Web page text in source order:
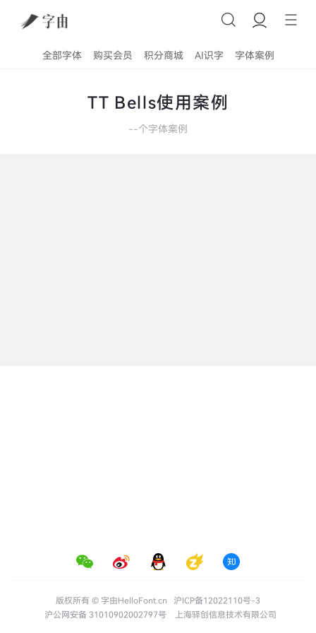
全部字体 购买会员 积分商城 AI识字 字体案例
TT Bells使用案例
--个字体案例
版权所有 © 字由HelloFont.cn
沪ICP备12022110号-3
沪公网安备 31010902002797号
上海驿创信息技术有限公司